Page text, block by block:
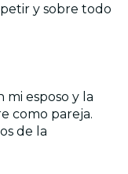
y sobre todo
esposo y la
como pareja.
de la